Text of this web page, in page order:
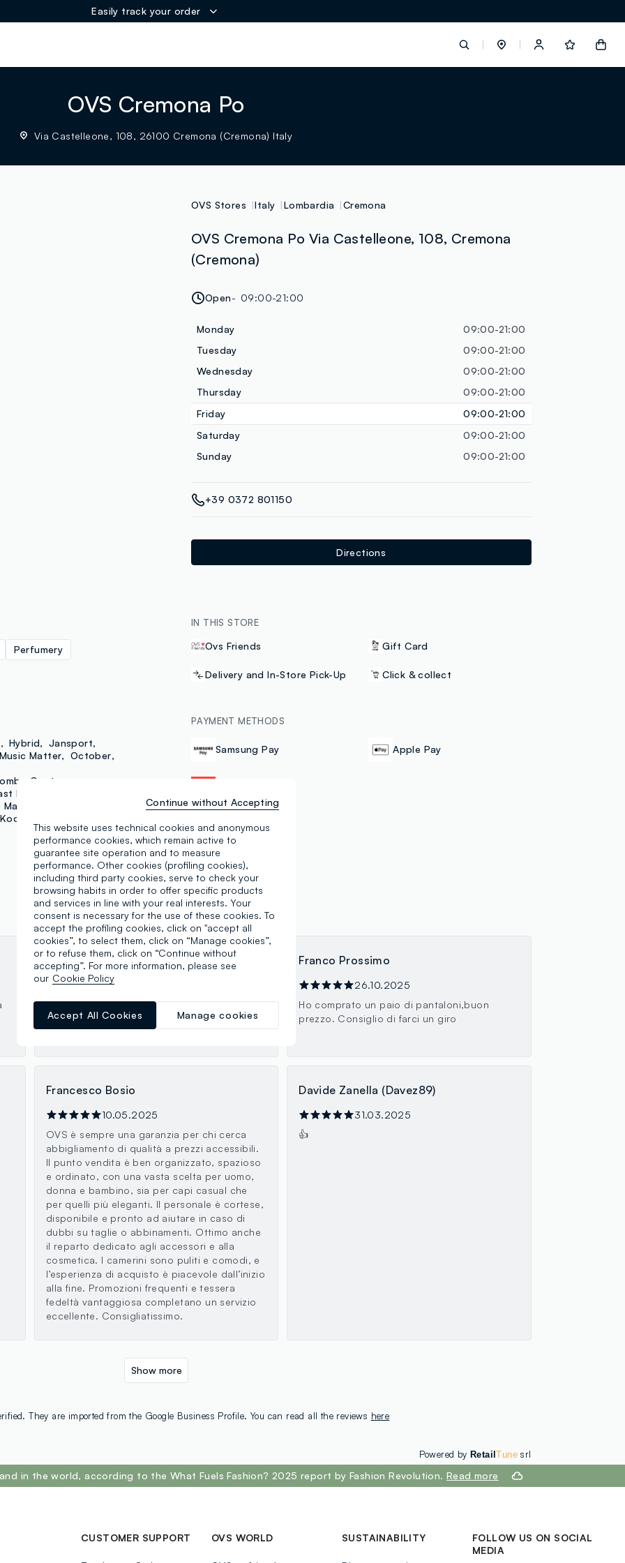
Easily track your order
OVS Cremona Po
Via Castelleone, 108, 26100 Cremona (Cremona) Italy
OVS Stores Italy Lombardia Cremona
OVS Cremona Po Via Castelleone, 108, Cremona
(Cremona)
Open 09:00-21:00
Monday
09:00-21:00
Tuesday
09:00-21:00
Wednesday
09:00-21:00
Thursday
09:00-21:00
Friday
09:00-21:00
Saturday
09:00-21:00
Sunday
09:00-21:00
+39 0372 801150
Directions
Perfumery
Hybrid
Jansport
Music Matter
October
Contemporary
Kids
Kocostar
IN THIS STORE
Ovs Friends Gift Card
Delivery and In-Store Pick-Up Click & collect
PAYMENT METHODS
Samsung Pay Apple Pay
Simone Scaravella
01.04.2026
Commesse cortesi e alla mano , sempre
disponibili. Ultimamente il mio cambio
guardaroba lo faccio con i loro articoli.
Franco Prossimo
26.10.2025
Ho comprato un paio di pantaloni,buon
prezzo. Consiglio di farci un giro
Francesco Bosio
10.05.2025
OVS è sempre una garanzia per chi cerca
abbigliamento di qualità a prezzi accessibili.
Il punto vendita è ben organizzato, spazioso
e ordinato, con una vasta scelta per uomo,
donna e bambino, sia per capi casual che
per quelli più eleganti. Il personale è cortese,
disponibile e pronto ad aiutare in caso di
dubbi su taglie o abbinamenti. Ottimo anche
il reparto dedicato agli accessori e alla
cosmetica. I camerini sono puliti e comodi, e
l’esperienza di acquisto è piacevole dall’inizio
alla fine. Promozioni frequenti e tessera
fedeltà vantaggiosa completano un servizio
eccellente. Consigliatissimo.
Davide Zanella (Davez89)
31.03.2025
👍
They are imported from the Google Business Profile. You can read all the reviews here
Show more
Powered by RetailTunesrl
in the world, according to the What Fuels Fashion? 2025 report by Fashion Revolution.Read more
CUSTOMER SUPPORT OVS WORLD SUSTAINABILITY
FOLLOW US ON SOCIAL
MEDIA
This website uses technical cookies and anonymous
performance cookies, which remain active to
guarantee site operation and to measure
performance. Other cookies (profiling cookies),
including third party cookies, serve to check your
browsing habits in order to offer specific products
and services in line with your real interests. Your
consent is necessary for the use of these cookies. To
accept the profiling cookies, click on "accept all
cookies”, to select them, click on “Manage cookies”,
or to refuse them, click on “Continue without
accepting”. For more information, please see
our Cookie Policy
Manage cookies
Accept All Cookies
Continue without Accepting